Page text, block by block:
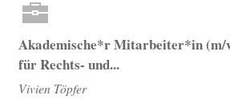
Akademische*r Mitarbeiter*in (m/
für Rechts- und...
Vivien Töpfer